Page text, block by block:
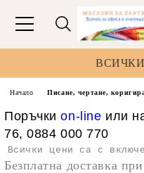
Начало Писане, чертане,
Поръчкиon-line или
76, 0884 000 770
Всички цени са с
Безплатна доставка